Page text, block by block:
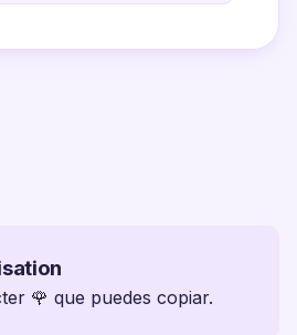
🌹 que puedes copiar.